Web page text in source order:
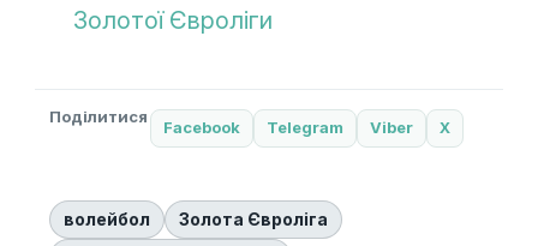
Золотої Євроліги
Поділитися
Facebook Telegram Viber X
волейбол
Золота Євроліга